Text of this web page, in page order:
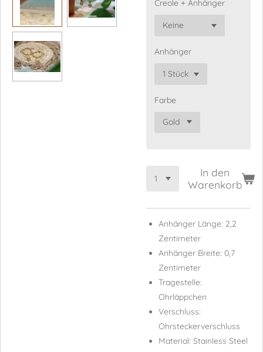
Creole + Anhänger
Anhänger
Farbe
In den
Warenkorb
Anhänger Länge: 2,2
Zentimeter
Anhänger Breite: 0,7
Zentimeter
Tragestelle:
Ohrläppchen
Verschluss:
Ohrsteckerverschluss
Material: Stainless Steel